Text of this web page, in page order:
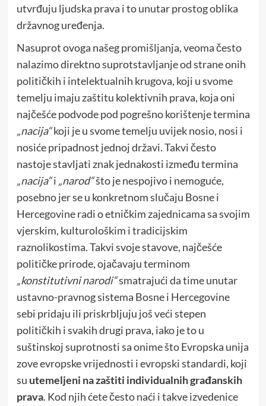
utvrđuju ljudska prava i to unutar prostog oblika
državnog uređenja.
Nasuprot ovoga našeg promišljanja, veoma često
nalazimo direktno suprotstavljanje od strane onih
političkih i intelektualnih krugova, koji u svome
temelju imaju zaštitu kolektivnih prava, koja oni
najčešće podvode pod pogrešno korištenje termina
„nacija“koji je u svome temelju uvijek nosio, nosi i
nosiće pripadnost jednoj državi. Takvi često
nastoje stavljati znak jednakosti između termina
„nacija“i „narod“što je nespojivo i nemoguće,
posebno jer se u konkretnom slučaju Bosne i
Hercegovine radi o etničkim zajednicama sa svojim
vjerskim, kulturološkim i tradicijskim
raznolikostima. Takvi svoje stavove, najčešće
političke prirode, ojačavaju terminom
„konstitutivni narodi“smatrajući da time unutar
ustavno-pravnog sistema Bosne i Hercegovine
sebi pridaju ili priskrbljuju još veći stepen
političkih i svakih drugi prava, iako je to u
suštinskoj suprotnosti sa onime što Evropska unija
zove evropske vrijednosti i evropski standardi, koji
su utemeljeni na zaštiti individualnih građanskih
prava. Kod njih ćete često naći i takve izvedenice